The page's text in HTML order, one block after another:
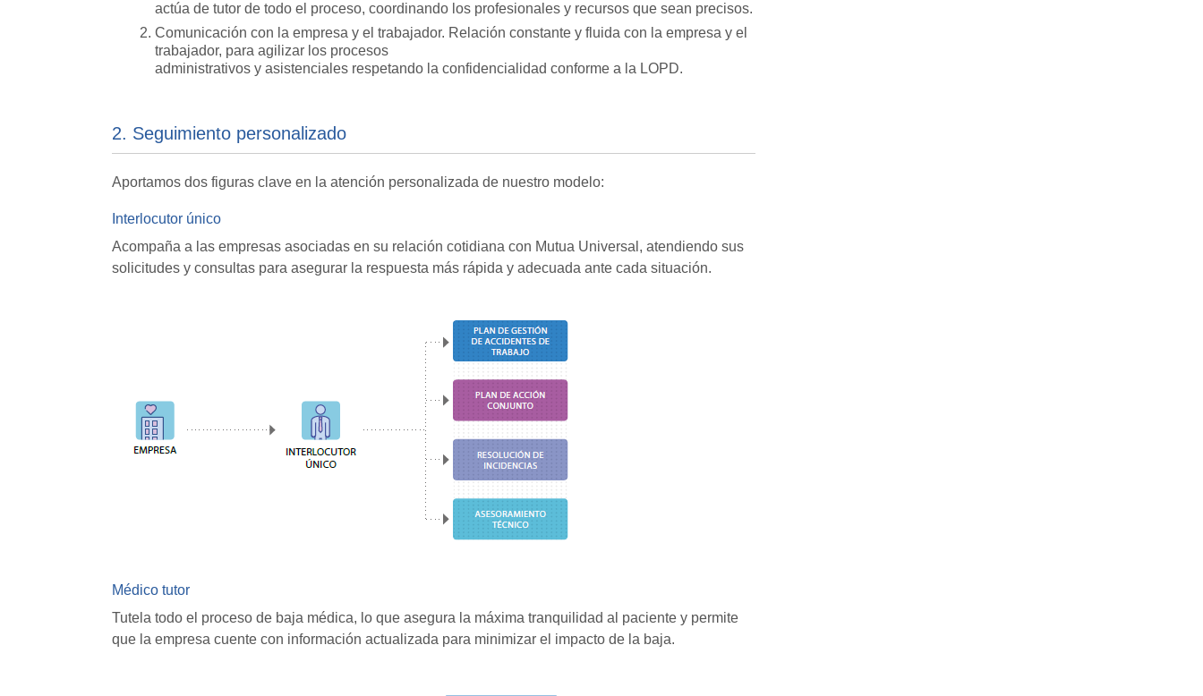
actúa de tutor de todo el proceso, coordinando los profesionales y recursos que sean precisos.
Comunicación con la empresa y el trabajador. Relación constante y fluida con la empresa y el
trabajador, para agilizar los procesos
administrativos y asistenciales respetando la confidencialidad conforme a la LOPD.
2. Seguimiento personalizado
Aportamos dos figuras clave en la atención personalizada de nuestro modelo:
Interlocutor único
Acompaña a las empresas asociadas en su relación cotidiana con Mutua Universal, atendiendo sus
solicitudes y consultas para asegurar la respuesta más rápida y adecuada ante cada situación.
Médico tutor
Tutela todo el proceso de baja médica, lo que asegura la máxima tranquilidad al paciente y permite
que la empresa cuente con información actualizada para minimizar el impacto de la baja.